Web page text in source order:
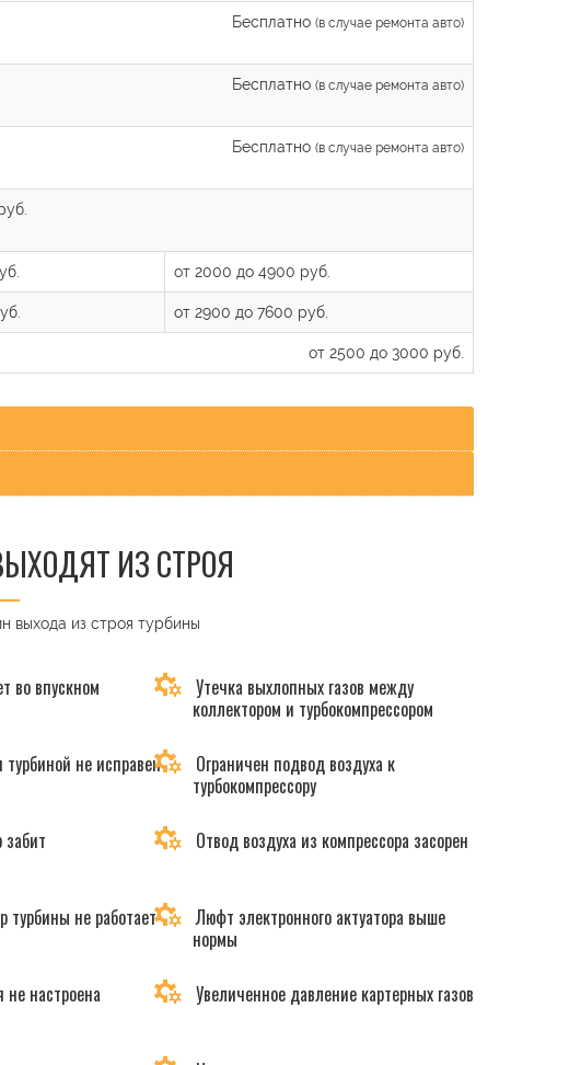
Бесплатно (в случае ремонта авто)
Бесплатно (в случае ремонта авто)
Бесплатно (в случае ремонта авто)
от 2000 до 4900 руб.
от 2900 до 7600 руб.
от 2500 до 3000 руб.
ИЗ СТРОЯ
выхода из строя турбины
во впускном
Утечка выхлопных газов между
коллектором и турбокомпрессором
не исправен
Ограничен подвод воздуха к
турбокомпрессору
Отвод воздуха из компрессора засорен
турбины не работает
Люфт электронного актуатора выше
нормы
настроена Увеличенное давление картерных газов